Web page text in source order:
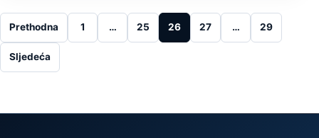
Posts pagination
Prethodna 1 … 25 26 27 … 29
Sljedeća